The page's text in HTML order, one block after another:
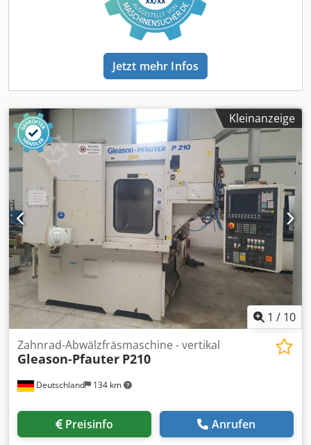
Jetzt mehr Infos
Kleinanzeige
1 / 10
Deutschland 134 km
Zahnrad-Abwälzfräsmaschine - vertikal
Gleason-Pfauter P210
Preisinfo Anrufen